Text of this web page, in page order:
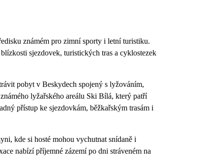
známém pro zimní sporty i letní turistiku.
sjezdovek, turistických tras a cyklostezek
pobyt v Beskydech spojený s lyžováním,
lyžařského areálu Ski Bílá, který patří
přístup ke sjezdovkám, běžkařským trasám i
kde si hosté mohou vychutnat snídaně i
nabízí příjemné zázemí po dni stráveném na